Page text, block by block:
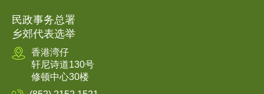
民政事务总署
乡郊代表选举
香港湾仔
轩尼诗道130号
修顿中心30楼